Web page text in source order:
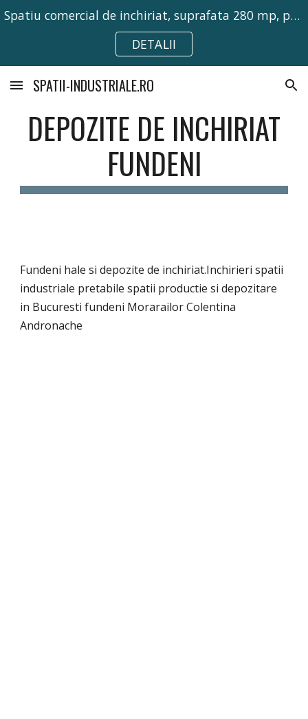
Skip to main content Skip to navigation
Spatiu comercial de inchiriat, suprafata 280 mp, pretabil pentru activitati comerciale, birouri sau depozitare.
DETALII
SPATII-INDUSTRIALE.RO
DEPOZITE DE INCHIRIAT
FUNDENI
Fundeni hale si depozite de inchiriat.Inchirieri spatii
industriale pretabile spatii productie si depozitare
in Bucuresti fundeni Morarailor Colentina
Andronache